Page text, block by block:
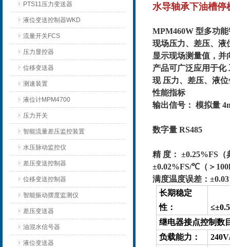
PTS11压力变送器
液位变送控制器WKD
流量开关FCS
压力显控器
位移变送器
测速装置
液位计MPM4700
压力开关
智能流量差压监控装置
水压脉动监控仪
差压变送控制器
位移变送控制器
智能振动摆度监测仪
差压变送器
油混水信号器
液位变送器
水导轴承下油槽停
MPM460W 型多功
现场压力、差压、液
显示现场测量值，
产品可广泛应用于化
现 压力、差压、液
性能指标
输出信号： 模拟量
数字量 RS485
精 度： ±0.25%FS
±0.02%FS/℃（＞
满度温度误差：
长期稳定
性：
继电器接点控制数
负载能力：